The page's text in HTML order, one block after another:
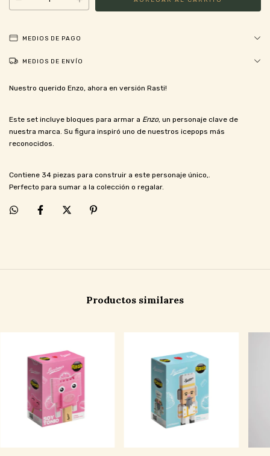
MEDIOS DE PAGO
MEDIOS DE ENVÍO
Nuestro querido Enzo, ahora en versión Rasti!
Este set incluye bloques para armar a Enzo, un personaje clave de
nuestra marca. Su figura inspiró uno de nuestros icepops más
reconocidos.
Contiene 34 piezas para construir a este personaje único,.
Perfecto para sumar a la colección o regalar.
Productos similares